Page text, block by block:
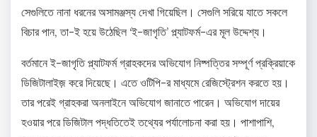
সেগুলিতে নানা ধরনের অসামঞ্জস্য দেখা গিয়েছিল। সেগুলি সরিয়ে যাতে সকলে
বিচার পান, তা-ই হয়ে উঠেছিল ‘ই-জাগৃতি’ প্ল্যাটফর্ম-এর মূল উদ্দেশ্য।
বর্তমানে ই-জাগৃতি প্ল্যাটফর্ম গ্রাহকদের অভিযোগ নিষ্পত্তির সম্পূর্ণ প্রক্রিয়াকে
ডিজিটালাইজ় করে দিয়েছে। এতে ওটিপি-র মাধ্যমে রেজিস্ট্রেশন করতে হয়।
তার পরেই গ্রাহকরা অনলাইনে অভিযোগ জানাতে পারেন। অভিযোগ দায়ের
হওয়ার পরে ডিজিটাল পদ্ধতিতেই তথ্যের পর্যালোচনা করা হয়। পাশাপাশি,